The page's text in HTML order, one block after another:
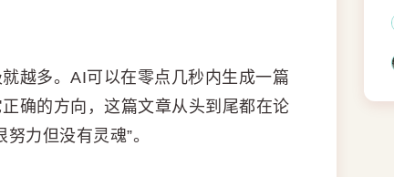
越多。AI可以在零点几秒内生成一篇
确的方向，这篇文章从头到尾都在论
力但没有灵魂”。